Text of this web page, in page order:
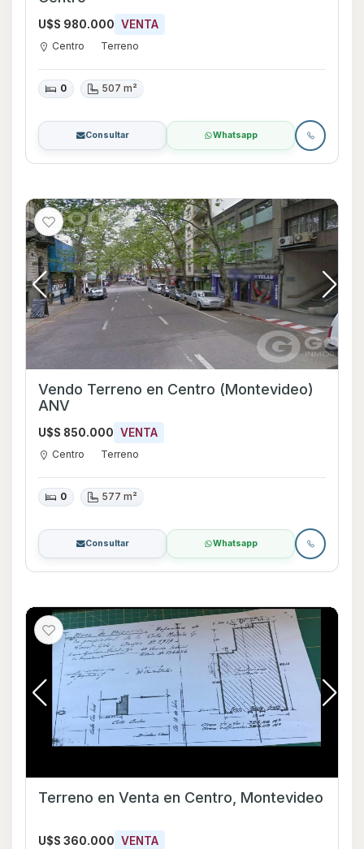
U$S 980.000 VENTA
Centro Terreno
0 507 m²
Consultar Whatsapp
Vendo Terreno en Centro (Montevideo)
ANV
U$S 850.000 VENTA
Centro Terreno
0 577 m²
Consultar Whatsapp
Terreno en Venta en Centro, Montevideo
U$S 360.000 VENTA